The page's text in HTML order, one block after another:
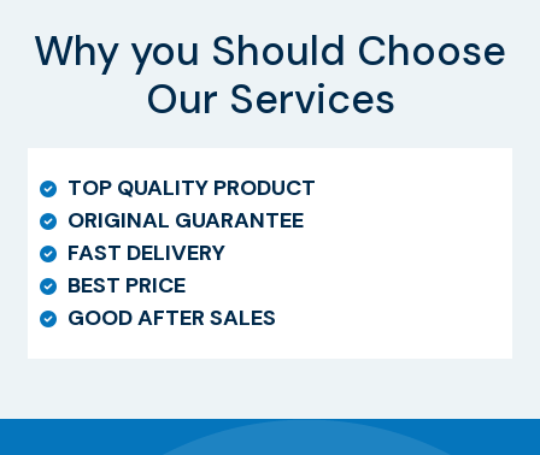
Why you Should Choose
Our Services
TOP QUALITY PRODUCT
ORIGINAL GUARANTEE
FAST DELIVERY
BEST PRICE
GOOD AFTER SALES